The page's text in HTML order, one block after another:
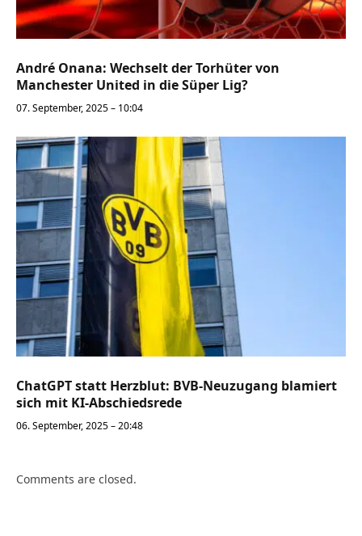
André Onana: Wechselt der Torhüter von
Manchester United in die Süper Lig?
07. September, 2025 – 10:04
ChatGPT statt Herzblut: BVB-Neuzugang blamiert
sich mit KI-Abschiedsrede
06. September, 2025 – 20:48
Comments are closed.